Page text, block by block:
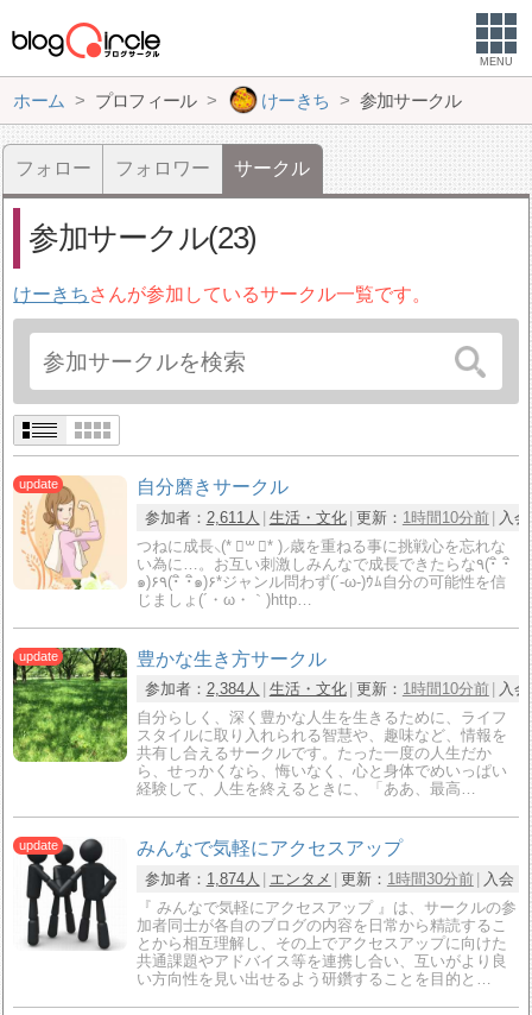
MENU
ホーム プロフィール けーきち 参加サークル
フォロー フォロワー サークル
参加サークル(23)
けーきち さんが参加しているサークル一覧です。
自分磨きサークル
参加者： 2,611人 生活・文化 更新： 1時間10分前
入
つねに成長⸜(* ॑꒳ ॑* )⸝歳を重ねる事に挑戦心を忘れな
い為に…。お互い刺激しみんなで成長できたらな٩(･ิ ･ิ
๑)۶٩(･ิ ･ิ๑)۶*ジャンル問わず(´-ω-)ｳﾑ自分の可能性を信
じましょ(´・ω・｀)http…
豊かな生き方サークル
参加者： 2,384人 生活・文化 更新： 1時間10分前
入
自分らしく、深く豊かな人生を生きるために、ライフ
スタイルに取り入れられる智慧や、趣味など、情報を
共有し合えるサークルです。たった一度の人生だか
ら、せっかくなら、悔いなく、心と身体でめいっぱい
経験して、人生を終えるときに、「ああ、最高…
みんなで気軽にアクセスアップ
参加者： 1,874人 エンタメ 更新： 1時間30分前 入会：
『 みんなで気軽にアクセスアップ 』は、サークルの参
加者同士が各自のブログの内容を日常から精読するこ
とから相互理解し、その上でアクセスアップに向けた
共通課題やアドバイス等を連携し合い、互いがより良
い方向性を見い出せるよう研鑽することを目的と…